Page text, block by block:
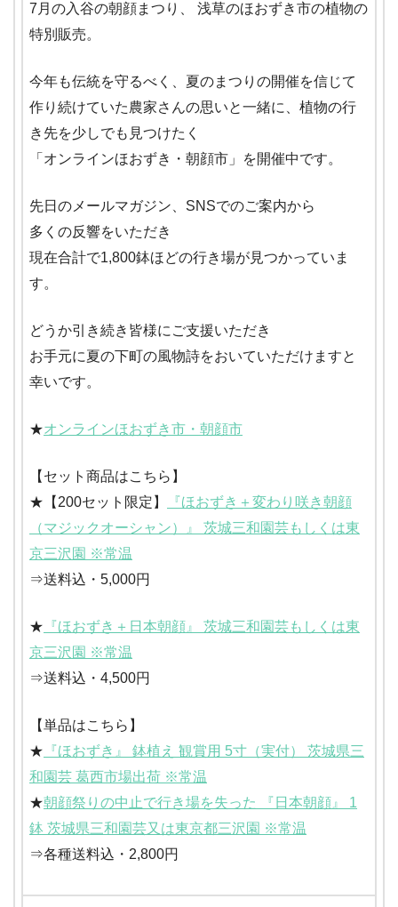
7月の入谷の朝顔まつり、 浅草のほおずき市の植物の
特別販売。
今年も伝統を守るべく、夏のまつりの開催を信じて
作り続けていた農家さんの思いと一緒に、植物の行
き先を少しでも見つけたく
「オンラインほおずき・朝顔市」を開催中です。
先日のメールマガジン、SNSでのご案内から
多くの反響をいただき
現在合計で1,800鉢ほどの行き場が見つかっていま
す。
どうか引き続き皆様にご支援いただき
お手元に夏の下町の風物詩をおいていただけますと
幸いです。
★オンラインほおずき市・朝顔市
【セット商品はこちら】
★【200セット限定】
『ほおずき＋変わり咲き朝顔
（マジックオーシャン）』 茨城三和園芸もしくは東
京三沢園 ※常温
⇒送料込・5,000円
★ 『ほおずき＋日本朝顔』 茨城三和園芸もしくは東
京三沢園 ※常温
⇒送料込・4,500円
【単品はこちら】
★ 『ほおずき』 鉢植え 観賞用 5寸（実付） 茨城県三
和園芸 葛西市場出荷 ※常温
★朝顔祭りの中止で行き場を失った 『日本朝顔』 1
鉢 茨城県三和園芸又は東京都三沢園 ※常温
⇒各種送料込・2,800円